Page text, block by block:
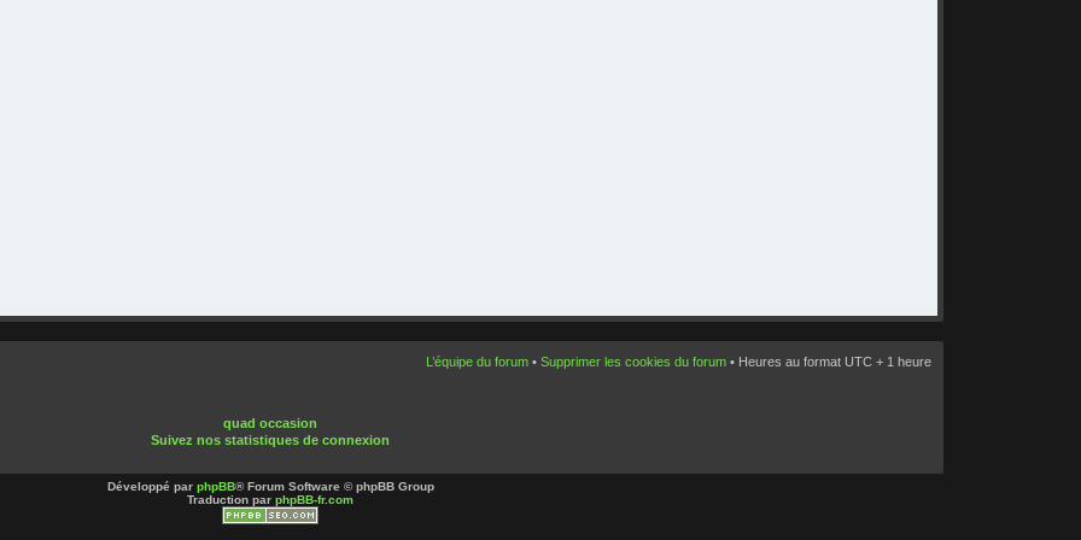
L’équipe du forum• Supprimer les cookies du forum• Heures au format UTC + 1 heure
quad occasion
Suivez nos statistiques de connexion
Développé par phpBB® Forum Software © phpBB Group
Traduction par phpBB-fr.com